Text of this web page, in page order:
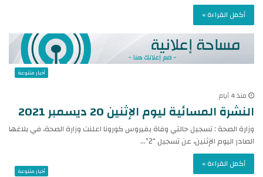
أكمل القراءة »
أخبار متنوعة
منذ 4 أيام
النشرة المسائية ليوم الإثنين 20 ديسمبر 2021
وزارة الصحة : تسجيل حالتي وفاة بفيروس كورونا اعلنت وزارة الصحة، في بلاغها
الصادر اليوم الإثنين، عن تسجيل “2”…
أكمل القراءة »
أخبار متنوعة